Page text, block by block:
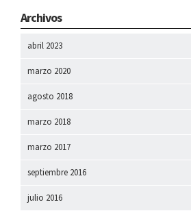
Archivos
abril 2023
marzo 2020
agosto 2018
marzo 2018
marzo 2017
septiembre 2016
julio 2016